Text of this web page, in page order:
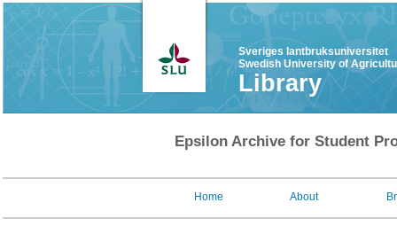
Sveriges lantbruksuniversitet
Swedish University of
Library
Epsilon Archive for Student
Home About